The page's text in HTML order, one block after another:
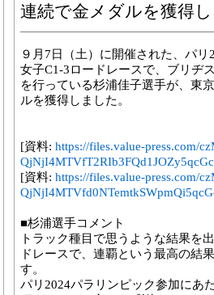
連続で金メダルを獲得
９月7日（土）に開催された、パ
女子C1-3ロードレースで、ブリヂ
を行っている杉浦佳子選手が、東
ルを獲得しました。
[資料: https://files.value-press.com/
[資料: https://files.value-press.com/
■杉浦選手コメント
トラック種目で思うような結果を
ドレースで、連覇という最高の結
す。
パリ2024パラリンピック参加にあ